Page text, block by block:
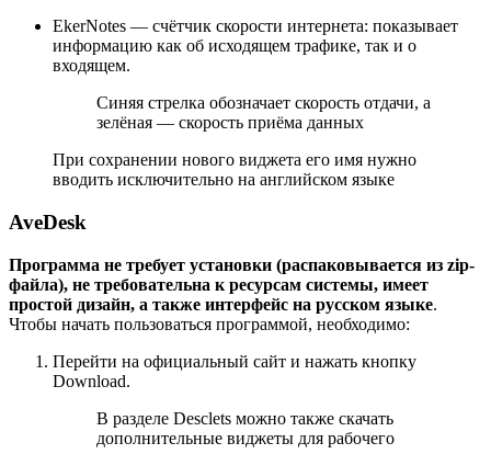
EkerNotes — счётчик скорости интернета: показывает
информацию как об исходящем трафике, так и о
входящем.
Синяя стрелка обозначает скорость отдачи, а
зелёная — скорость приёма данных
При сохранении нового виджета его имя нужно
вводить исключительно на английском языке
AveDesk
Программа не требует установки (распаковывается из zip-
файла), не требовательна к ресурсам системы, имеет
простой дизайн, а также интерфейс на русском языке.
Чтобы начать пользоваться программой, необходимо:
Перейти на официальный сайт и нажать кнопку
Download.
В разделе Desclets можно также скачать
дополнительные виджеты для рабочего